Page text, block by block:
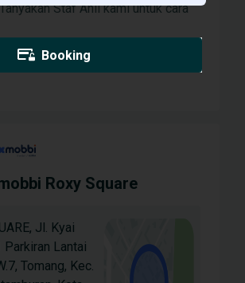
Staf Ahli kami untuk cara
Booking
Roxy Square
Jl. Kyai
Parkiran Lantai
Tomang, Kec.